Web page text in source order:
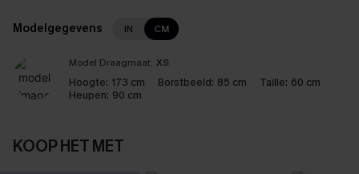
Modelgegevens IN CM
Model Draagmaat: XS
Hoogte: 173 cm Borstbeeld: 85 cm Taille: 60 cm
Heupen: 90 cm
KOOP HET MET